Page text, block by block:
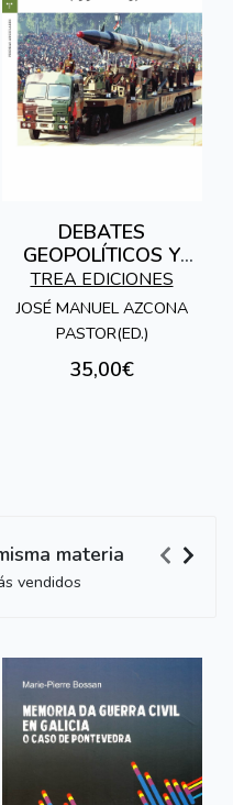
DEBATES
GEOPOLÍTICOS Y
CONFLICTOS
ACTUALES (1990-
2025)
TREA EDICIONES
JOSÉ MANUEL AZCONA
PASTOR(ED.)
35,00€
materia
vendidos